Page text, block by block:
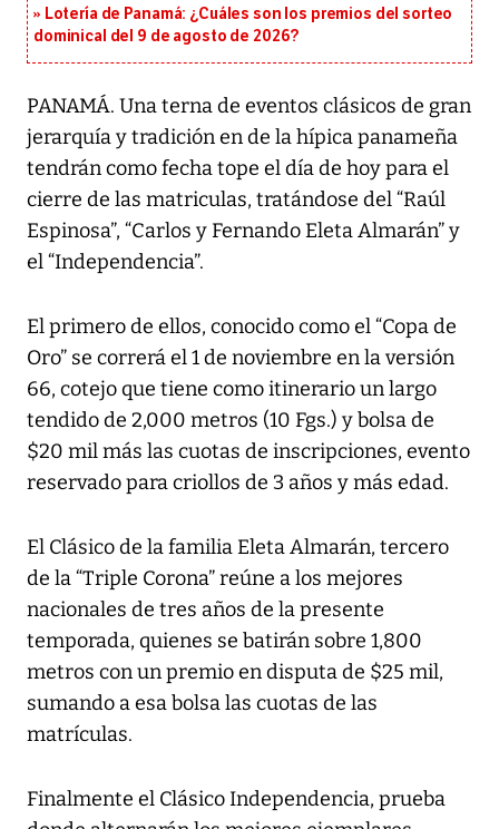
Lotería de Panamá: ¿Cuáles son los premios del sorteo
dominical del 9 de agosto de 2026?
PANAMÁ. Una terna de eventos clásicos de gran
jerarquía y tradición en de la hípica panameña
tendrán como fecha tope el día de hoy para el
cierre de las matriculas, tratándose del “Raúl
Espinosa”, “Carlos y Fernando Eleta Almarán” y
el “Independencia”.
El primero de ellos, conocido como el “Copa de
Oro” se correrá el 1 de noviembre en la versión
66, cotejo que tiene como itinerario un largo
tendido de 2,000 metros (10 Fgs.) y bolsa de
$20 mil más las cuotas de inscripciones, evento
reservado para criollos de 3 años y más edad.
El Clásico de la familia Eleta Almarán, tercero
de la “Triple Corona” reúne a los mejores
nacionales de tres años de la presente
temporada, quienes se batirán sobre 1,800
metros con un premio en disputa de $25 mil,
sumando a esa bolsa las cuotas de las
matrículas.
Finalmente el Clásico Independencia, prueba